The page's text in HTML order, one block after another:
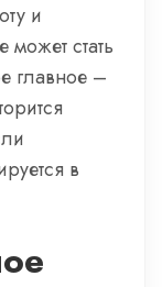
и
стать
главное –
в